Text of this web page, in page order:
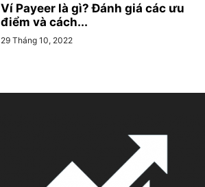
Ví Payeer là gì? Đánh giá các ưu
điểm và cách...
29 Tháng 10, 2022